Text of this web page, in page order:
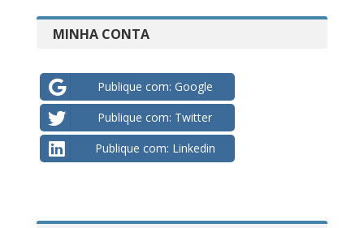
MINHA CONTA
Publique com: Google
Publique com: Twitter
Publique com: Linkedin